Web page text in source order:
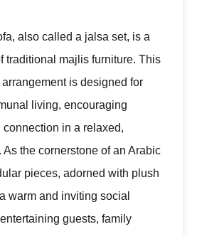
also called a jalsa set, is a
traditional majlis furniture. This
is designed for
living, encouraging
in a relaxed,
the cornerstone of an Arabic
pieces, adorned with plush
warm and inviting social
guests, family